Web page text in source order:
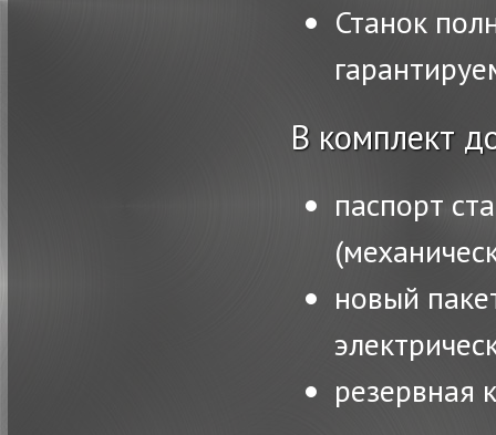
Станок
В комплект
паспорт
новый
резервная